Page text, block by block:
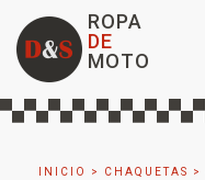
ROPA
DE
MOTO
INICIO > CHAQUETAS >